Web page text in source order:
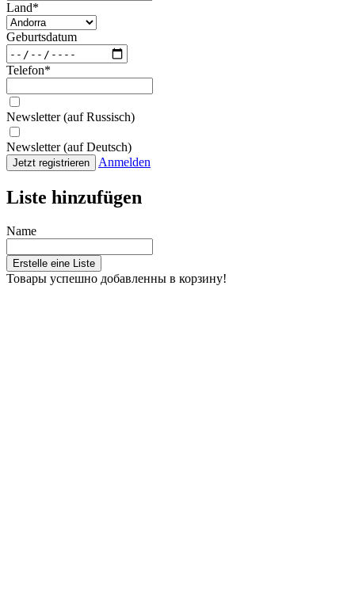
Land*
Geburtsdatum
Telefon*
Newsletter (auf Russisch)
Newsletter (auf Deutsch)
Jetzt registrieren Anmelden
Liste hinzufügen
Name
Erstelle eine Liste
Товары успешно добавленны в корзину!